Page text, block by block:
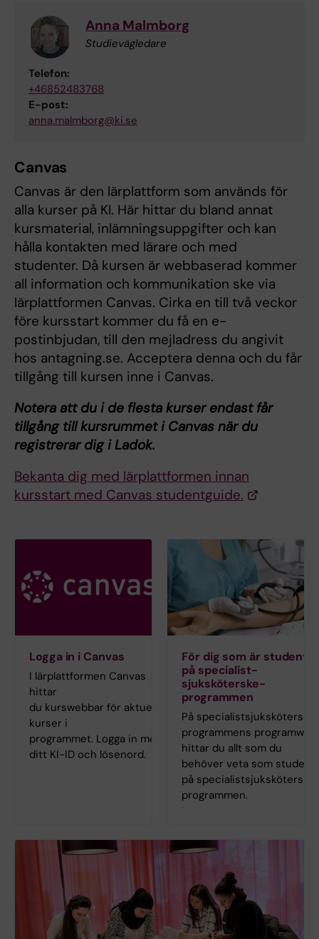
Anna Malmborg
Studievägledare
Telefon:
+46852483768
E-post:
anna.malmborg@ki.se
Canvas
Canvas är den lärplattform som används för
alla kurser på KI. Här hittar du bland annat
kursmaterial, inlämningsuppgifter och kan
hålla kontakten med lärare och med
studenter. Då kursen är webbaserad kommer
all information och kommunikation ske via
lärplattformen Canvas. Cirka en till två veckor
före kursstart kommer du få en e-
postinbjudan, till den mejladress du angivit
hos antagning.se. Acceptera denna och du får
tillgång till kursen inne i Canvas.
Notera att du i de flesta kurser endast får
tillgång till kursrummet i Canvas när du
registrerar dig i Ladok.
Bekanta dig med lärplattformen innan
kursstart med Canvas studentguide.
Logga in i Canvas
I lärplattformen Canvas
hittar
du kurswebbar för aktuella
kurser i
programmet. Logga in med
ditt KI-ID och lösenord.
För dig som är student
på specialist­
sjuksköterske­
programmen
På
programmens
hittar du allt som du
behöver veta som student
på
programmen.